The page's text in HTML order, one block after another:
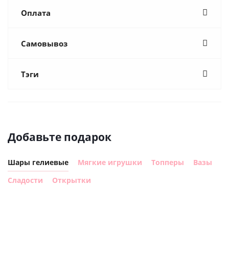
Оплата
Самовывоз
Тэги
Добавьте подарок
Шары гелиевые Мягкие игрушки Топперы
Вазы
Сладости
Открытки